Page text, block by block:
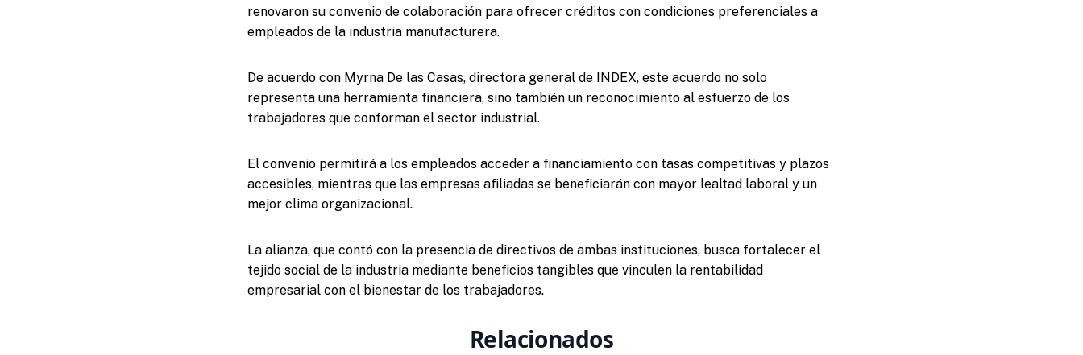
renovaron su convenio de colaboración para ofrecer créditos con condiciones preferenciales a
empleados de la industria manufacturera.
De acuerdo con Myrna De las Casas, directora general de INDEX, este acuerdo no solo
representa una herramienta financiera, sino también un reconocimiento al esfuerzo de los
trabajadores que conforman el sector industrial.
El convenio permitirá a los empleados acceder a financiamiento con tasas competitivas y plazos
accesibles, mientras que las empresas afiliadas se beneficiarán con mayor lealtad laboral y un
mejor clima organizacional.
La alianza, que contó con la presencia de directivos de ambas instituciones, busca fortalecer el
tejido social de la industria mediante beneficios tangibles que vinculen la rentabilidad
empresarial con el bienestar de los trabajadores.
Relacionados